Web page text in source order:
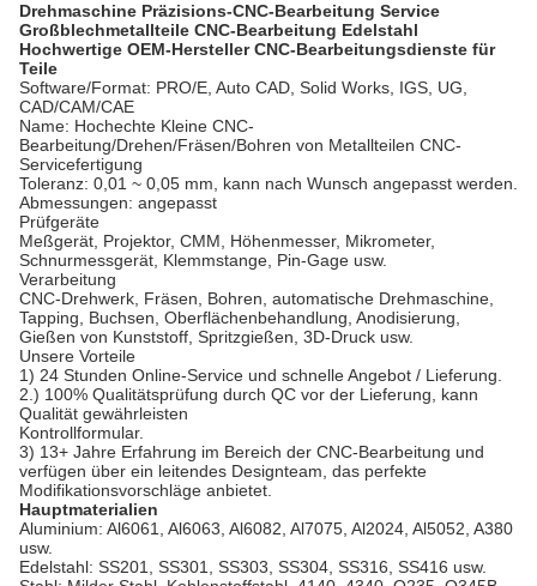
Drehmaschine Präzisions-CNC-Bearbeitung Service
Großblechmetallteile CNC-Bearbeitung Edelstahl
Hochwertige OEM-Hersteller CNC-Bearbeitungsdienste für
Teile
Software/Format: PRO/E, Auto CAD, Solid Works, IGS, UG,
CAD/CAM/CAE
Name: Hochechte Kleine CNC-
Bearbeitung/Drehen/Fräsen/Bohren von Metallteilen CNC-
Servicefertigung
Toleranz: 0,01 ~ 0,05 mm, kann nach Wunsch angepasst werden.
Abmessungen: angepasst
Prüfgeräte
Meßgerät, Projektor, CMM, Höhenmesser, Mikrometer,
Schnurmessgerät, Klemmstange, Pin-Gage usw.
Verarbeitung
CNC-Drehwerk, Fräsen, Bohren, automatische Drehmaschine,
Tapping, Buchsen, Oberflächenbehandlung, Anodisierung,
Gießen von Kunststoff, Spritzgießen, 3D-Druck usw.
Unsere Vorteile
1) 24 Stunden Online-Service und schnelle Angebot / Lieferung.
2.) 100% Qualitätsprüfung durch QC vor der Lieferung, kann
Qualität gewährleisten
Kontrollformular.
3) 13+ Jahre Erfahrung im Bereich der CNC-Bearbeitung und
verfügen über ein leitendes Designteam, das perfekte
Modifikationsvorschläge anbietet.
Hauptmaterialien
Aluminium: Al6061, Al6063, Al6082, Al7075, Al2024, Al5052, A380
usw.
Edelstahl: SS201, SS301, SS303, SS304, SS316, SS416 usw.